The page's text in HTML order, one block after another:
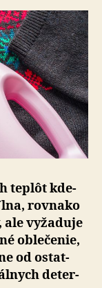
jemnú
bielizeň
teplôt kde-
rov­na­ko
ale vy­ža­duje
oble­čenie,
od ostat­
de­ter­